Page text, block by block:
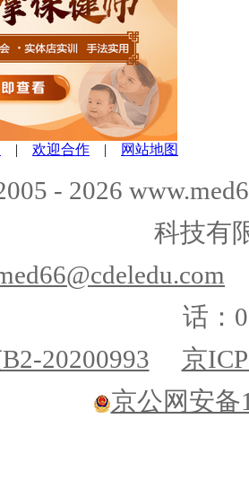
| 欢迎合作 | 网站地图
- 2026
科技有
话：
20200993
京
京公网安备